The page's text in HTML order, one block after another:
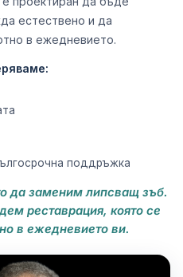
естествено и да
в ежедневието.
поддръжка
да заменим липсващ зъб.
реставрация, която се
в ежедневието ви.